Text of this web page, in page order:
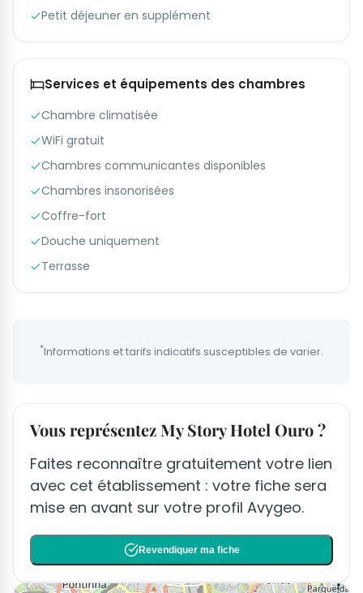
Petit déjeuner en supplément
Services et équipements des chambres
Chambre climatisée
WiFi gratuit
Chambres communicantes disponibles
Chambres insonorisées
Coffre-fort
Douche uniquement
Terrasse
*Informations et tarifs indicatifs susceptibles de varier.
Vous représentez My Story Hotel Ouro ?
Faites reconnaître gratuitement votre lien
avec cet établissement : votre fiche sera
mise en avant sur votre profil Avygeo.
Revendiquer ma fiche